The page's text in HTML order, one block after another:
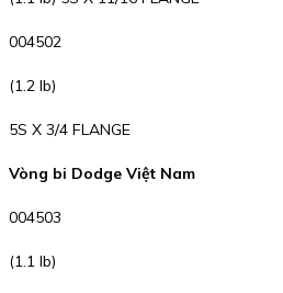
004502
(1.2 lb)
5S X 3/4 FLANGE
Vòng bi Dodge Việt Nam
004503
(1.1 lb)